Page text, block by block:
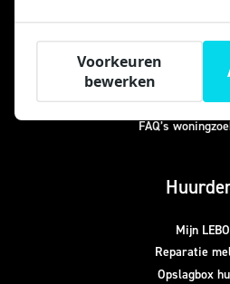
Woning
Huren in 4
Woning
FAQ’s
Mijn LEBO
Reparatie
Opslagbox
Voorkeuren
bewerken